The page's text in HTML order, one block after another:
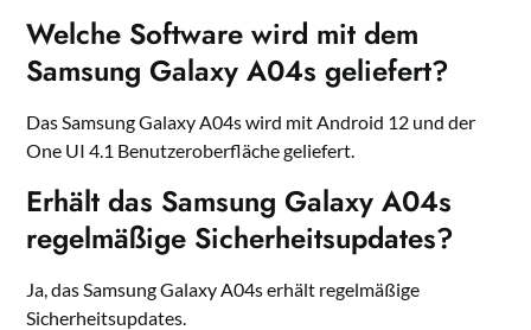
Welche Software wird mit dem
Samsung Galaxy A04s geliefert?
Das Samsung Galaxy A04s wird mit Android 12 und der
One UI 4.1 Benutzeroberfläche geliefert.
Erhält das Samsung Galaxy A04s
regelmäßige Sicherheitsupdates?
Ja, das Samsung Galaxy A04s erhält regelmäßige
Sicherheitsupdates.